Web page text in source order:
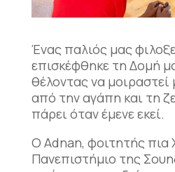
Ένας παλιός μας
επισκέφθηκε τη Δομή
θέλοντας να μοιραστεί
από την αγάπη και τη
πάρει όταν έμενε εκεί.
Ο Adnan, φοιτητής πια
Πανεπιστήμιο της